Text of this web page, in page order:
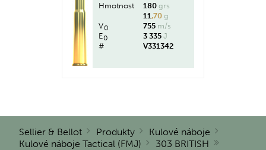
Hmotnost 180 grs
11 ,70 g
V0 755 m/s
E0 3 335 J
#
V331342
Sellier & Bellot Produkty
Kulové náboje
Kulové náboje Tactical (FMJ)
303 BRITISH